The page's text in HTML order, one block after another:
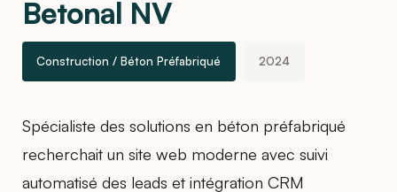
Betonal NV
Construction / Béton Préfabriqué 2024
Spécialiste des solutions en béton préfabriqué
recherchait un site web moderne avec suivi
automatisé des leads et intégration CRM